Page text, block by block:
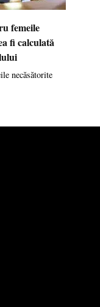
femeile
fi calculată
necăsătorite